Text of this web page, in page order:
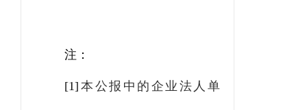
注：
[1] 本公报中的企业法人单